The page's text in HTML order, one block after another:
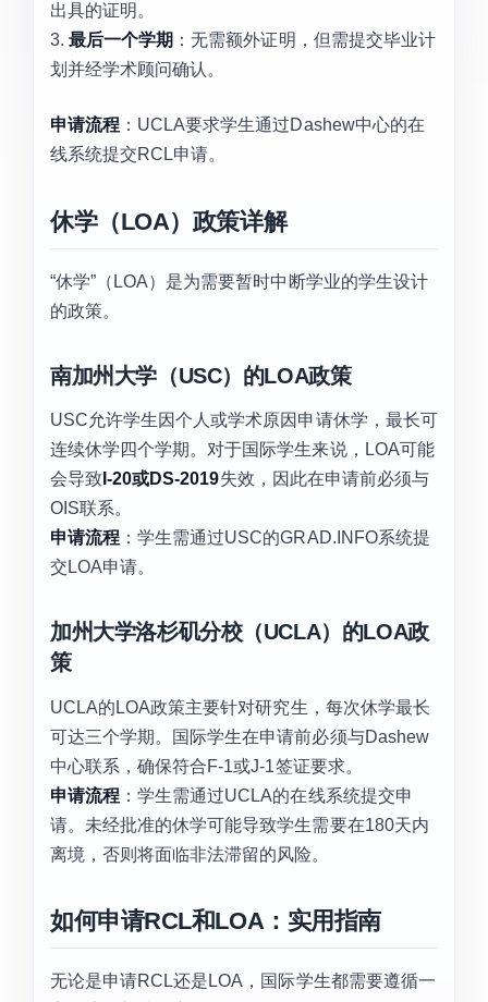
出具的证明。
3.最后一个学期 ：无需额外证明，但需提交毕业计
划并经学术顾问确认。
申请流程 ：UCLA要求学生通过Dashew中心的在
线系统提交RCL申请。
休学（LOA）政策详解
“休学”（LOA）是为需要暂时中断学业的学生设计
的政策。
南加州大学（USC）的LOA政策
USC允许学生因个人或学术原因申请休学，最长可
连续休学四个学期。对于国际学生来说，LOA可能
会导致 I-20或DS-2019失效，因此在申请前必须与
OIS联系。
申请流程 ：学生需通过USC的GRAD.INFO系统提
交LOA申请。
加州大学洛杉矶分校（UCLA）的LOA政
策
UCLA的LOA政策主要针对研究生，每次休学最长
可达三个学期。国际学生在申请前必须与Dashew
中心联系，确保符合F-1或J-1签证要求。
申请流程 ：学生需通过UCLA的在线系统提交申
请。未经批准的休学可能导致学生需要在180天内
离境，否则将面临非法滞留的风险。
如何申请RCL和LOA：实用指南
无论是申请RCL还是LOA，国际学生都需要遵循一